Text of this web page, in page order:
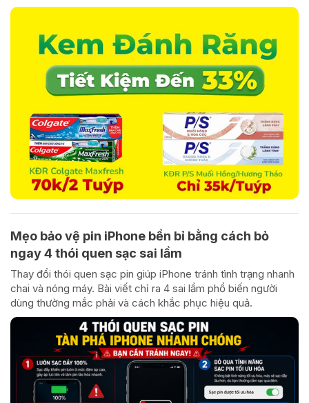
Mẹo bảo vệ pin iPhone bền bỉ bằng cách bỏ
ngay 4 thói quen sạc sai lầm
Thay đổi thói quen sạc pin giúp iPhone tránh tình trạng nhanh
chai và nóng máy. Bài viết chỉ ra 4 sai lầm phổ biến người
dùng thường mắc phải và cách khắc phục hiệu quả.